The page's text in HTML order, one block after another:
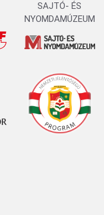
SAJTÓ- ÉS
NYOMDAMÚZEUM